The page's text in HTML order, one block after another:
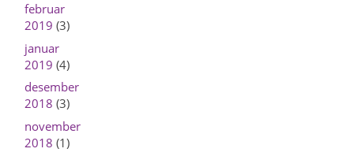
februar
2019 (3)
januar
2019 (4)
desember
2018 (3)
november
2018 (1)